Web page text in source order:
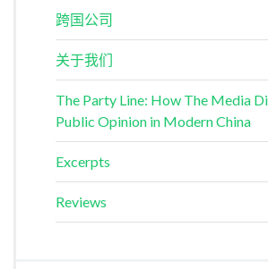
跨国公司
关于我们
The Party Line: How The Media
Public Opinion in Modern China
Excerpts
Reviews